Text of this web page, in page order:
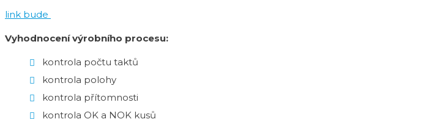
link bude
Vyhodnocení výrobního procesu:
kontrola počtu taktů
kontrola polohy
kontrola přítomnosti
kontrola OK a NOK kusů